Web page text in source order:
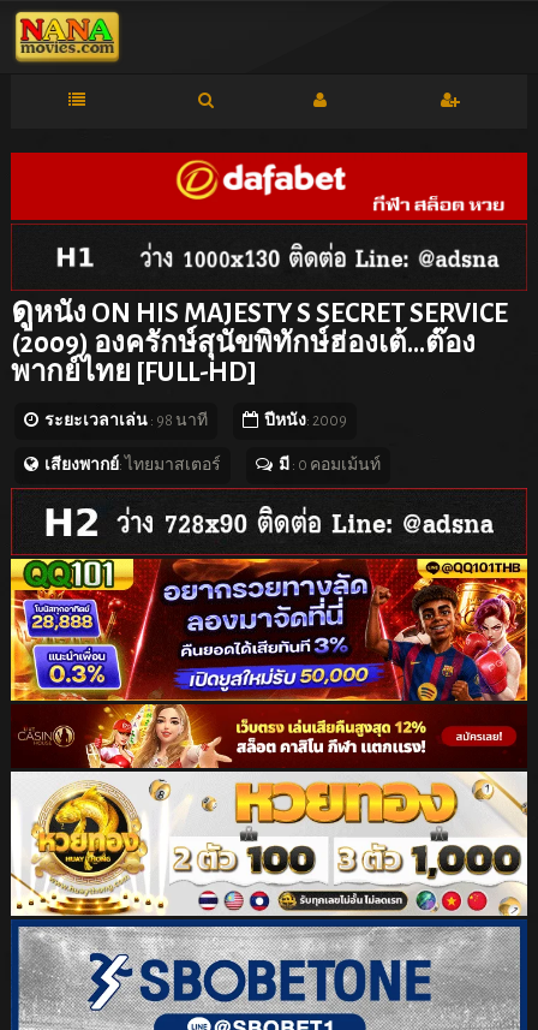
ดูหนัง ON HIS MAJESTY S SECRET SERVICE
(2009) องครักษ์สุนัขพิทักษ์ฮ่องเต้…ต๊อง
พากย์ไทย [FULL-HD]
ระยะเวลาเล่น: 98 นาที ปีหนัง: 2009
เสียงพากย์: ไทยมาสเตอร์ มี : 0 คอมเม้นท์